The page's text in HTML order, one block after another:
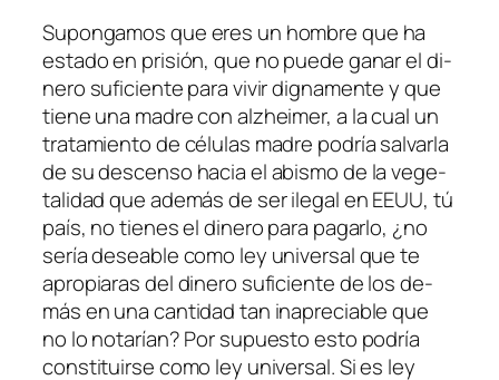
Supongamos que eres un hom­bre que ha
es­ta­do en pri­sión, que no pue­de ga­nar el di­
ne­ro su­fi­cien­te pa­ra vi­vir dig­na­men­te y que
tie­ne una ma­dre con alzhei­mer, a la cual un
tra­ta­mien­to de cé­lu­las ma­dre po­dría sal­var­la
de su des­cen­so ha­cia el abis­mo de la ve­ge­
ta­li­dad que ade­más de ser ile­gal en EEUU, tú
país, no tie­nes el di­ne­ro pa­ra pa­gar­lo, ¿no
se­ría de­sea­ble co­mo ley uni­ver­sal que te
apro­pia­ras del di­ne­ro su­fi­cien­te de los de­
más en una can­ti­dad tan in­apre­cia­ble que
no lo no­ta­rían? Por su­pues­to es­to po­dría
cons­ti­tuir­se co­mo ley uni­ver­sal. Si es ley